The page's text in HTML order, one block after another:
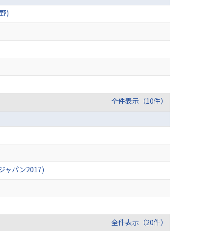
)
全件表示（10件）
ャパン2017)
全件表示（20件）